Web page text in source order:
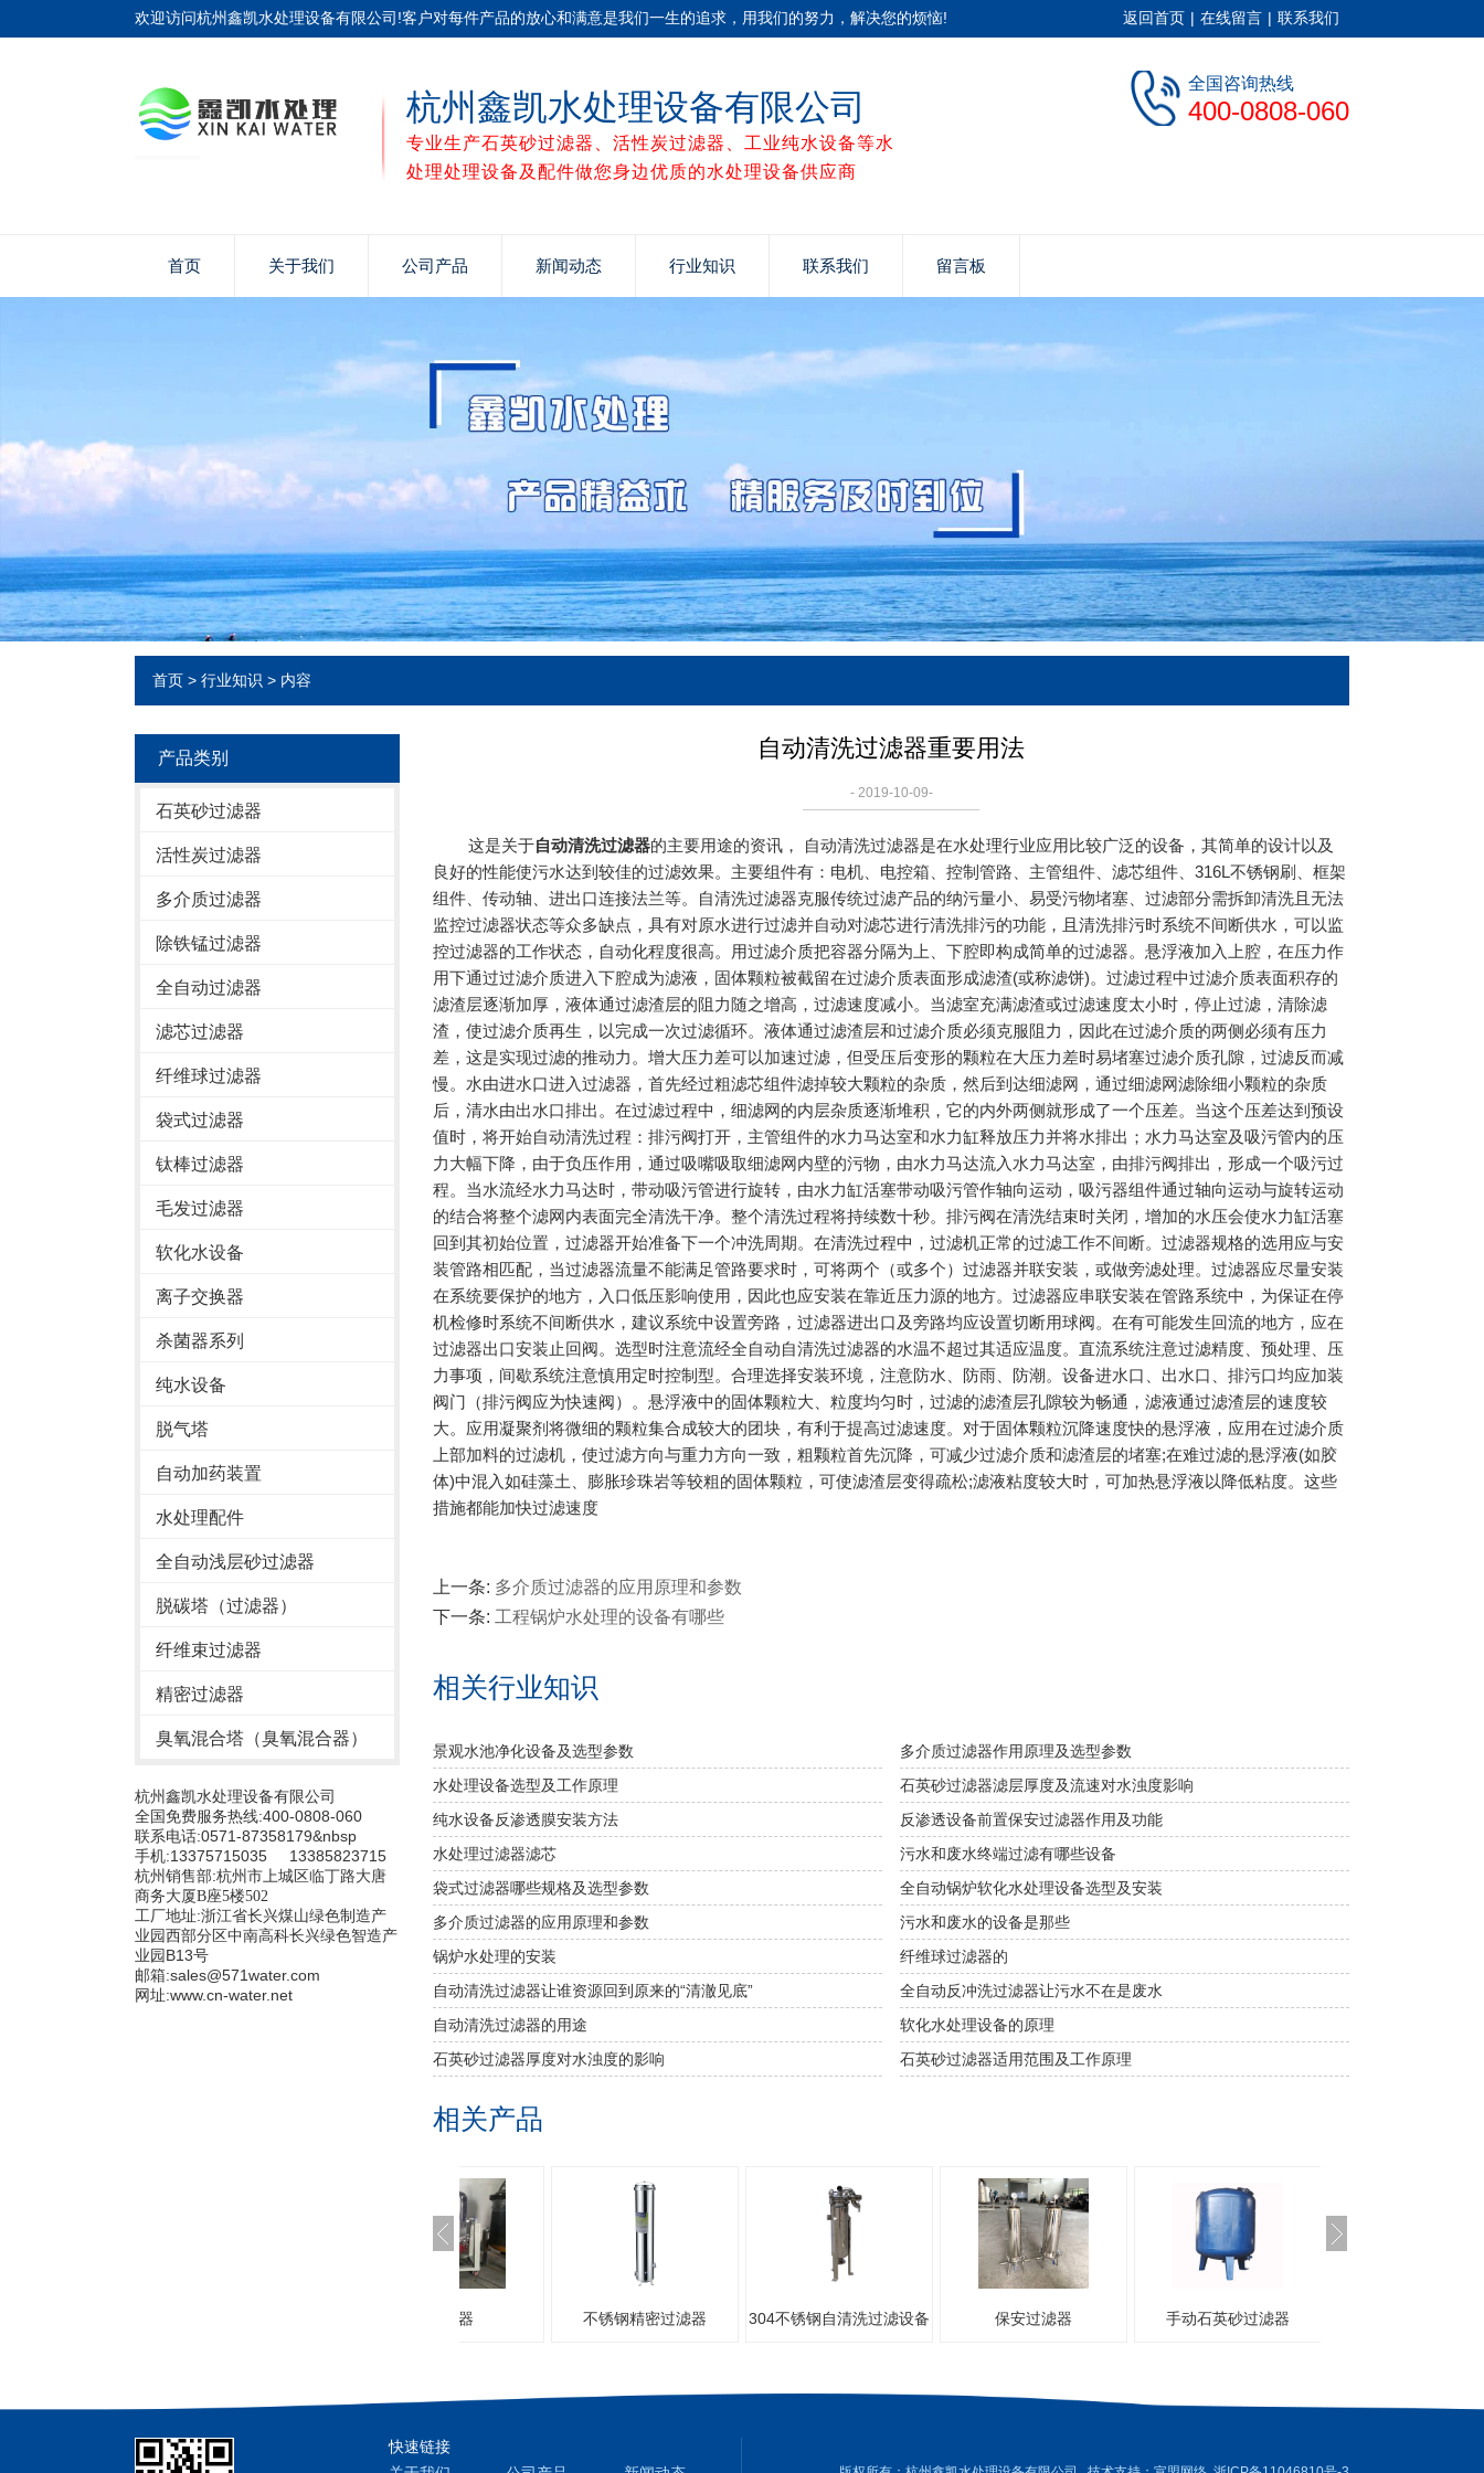
欢迎访问杭州鑫凯水处理设备有限公司!客户对每件产品的放心和满意是我们一生的追求，用我们的努力，解决您的烦恼! 返回首页 | 在线留言 | 联系我们
杭州鑫凯水处理设备有限公司
专业生产石英砂过滤器、活性炭过滤器、工业纯水设备等水
处理处理设备及配件做您身边优质的水处理设备供应商
全国咨询热线
400-0808-060
首页 关于我们 公司产品 新闻动态 行业知识 联系我们 留言板
首页 > 行业知识 > 内容
产品类别
石英砂过滤器
活性炭过滤器
多介质过滤器
除铁锰过滤器
全自动过滤器
滤芯过滤器
纤维球过滤器
袋式过滤器
钛棒过滤器
毛发过滤器
软化水设备
离子交换器
杀菌器系列
纯水设备
脱气塔
自动加药装置
水处理配件
全自动浅层砂过滤器
脱碳塔（过滤器）
纤维束过滤器
精密过滤器
臭氧混合塔（臭氧混合器）
杭州鑫凯水处理设备有限公司
全国免费服务热线:400-0808-060
联系电话:0571-87358179&nbsp
手机:13375715035 13385823715
杭州销售部:杭州市上城区临丁路大唐
商务大厦B座5楼502
工厂地址:浙江省长兴煤山绿色制造产
业园西部分区中南高科长兴绿色智造产
业园B13号
邮箱:sales@571water.com
网址:www.cn-water.net
自动清洗过滤器重要用法
- 2019-10-09-
这是关于自动清洗过滤器的主要用途的资讯， 自动清洗过滤器是在水处理行业应用比较广泛的设备，其简单的设计以及
良好的性能使污水达到较佳的过滤效果。主要组件有：电机、电控箱、控制管路、主管组件、滤芯组件、316L不锈钢刷、框架
组件、传动轴、进出口连接法兰等。自清洗过滤器克服传统过滤产品的纳污量小、易受污物堵塞、过滤部分需拆卸清洗且无法
监控过滤器状态等众多缺点，具有对原水进行过滤并自动对滤芯进行清洗排污的功能，且清洗排污时系统不间断供水，可以监
控过滤器的工作状态，自动化程度很高。用过滤介质把容器分隔为上、下腔即构成简单的过滤器。悬浮液加入上腔，在压力作
用下通过过滤介质进入下腔成为滤液，固体颗粒被截留在过滤介质表面形成滤渣(或称滤饼)。过滤过程中过滤介质表面积存的
滤渣层逐渐加厚，液体通过滤渣层的阻力随之增高，过滤速度减小。当滤室充满滤渣或过滤速度太小时，停止过滤，清除滤
渣，使过滤介质再生，以完成一次过滤循环。液体通过滤渣层和过滤介质必须克服阻力，因此在过滤介质的两侧必须有压力
差，这是实现过滤的推动力。增大压力差可以加速过滤，但受压后变形的颗粒在大压力差时易堵塞过滤介质孔隙，过滤反而减
慢。水由进水口进入过滤器，首先经过粗滤芯组件滤掉较大颗粒的杂质，然后到达细滤网，通过细滤网滤除细小颗粒的杂质
后，清水由出水口排出。在过滤过程中，细滤网的内层杂质逐渐堆积，它的内外两侧就形成了一个压差。当这个压差达到预设
值时，将开始自动清洗过程：排污阀打开，主管组件的水力马达室和水力缸释放压力并将水排出；水力马达室及吸污管内的压
力大幅下降，由于负压作用，通过吸嘴吸取细滤网内壁的污物，由水力马达流入水力马达室，由排污阀排出，形成一个吸污过
程。当水流经水力马达时，带动吸污管进行旋转，由水力缸活塞带动吸污管作轴向运动，吸污器组件通过轴向运动与旋转运动
的结合将整个滤网内表面完全清洗干净。整个清洗过程将持续数十秒。排污阀在清洗结束时关闭，增加的水压会使水力缸活塞
回到其初始位置，过滤器开始准备下一个冲洗周期。在清洗过程中，过滤机正常的过滤工作不间断。过滤器规格的选用应与安
装管路相匹配，当过滤器流量不能满足管路要求时，可将两个（或多个）过滤器并联安装，或做旁滤处理。过滤器应尽量安装
在系统要保护的地方，入口低压影响使用，因此也应安装在靠近压力源的地方。过滤器应串联安装在管路系统中，为保证在停
机检修时系统不间断供水，建议系统中设置旁路，过滤器进出口及旁路均应设置切断用球阀。在有可能发生回流的地方，应在
过滤器出口安装止回阀。选型时注意流经全自动自清洗过滤器的水温不超过其适应温度。直流系统注意过滤精度、预处理、压
力事项，间歇系统注意慎用定时控制型。合理选择安装环境，注意防水、防雨、防潮。设备进水口、出水口、排污口均应加装
阀门（排污阀应为快速阀）。悬浮液中的固体颗粒大、粒度均匀时，过滤的滤渣层孔隙较为畅通，滤液通过滤渣层的速度较
大。应用凝聚剂将微细的颗粒集合成较大的团块，有利于提高过滤速度。对于固体颗粒沉降速度快的悬浮液，应用在过滤介质
上部加料的过滤机，使过滤方向与重力方向一致，粗颗粒首先沉降，可减少过滤介质和滤渣层的堵塞;在难过滤的悬浮液(如胶
体)中混入如硅藻土、膨胀珍珠岩等较粗的固体颗粒，可使滤渣层变得疏松;滤液粘度较大时，可加热悬浮液以降低粘度。这些
措施都能加快过滤速度
上一条: 多介质过滤器的应用原理和参数
下一条: 工程锅炉水处理的设备有哪些
相关行业知识
景观水池净化设备及选型参数
多介质过滤器作用原理及选型参数
水处理设备选型及工作原理
石英砂过滤器滤层厚度及流速对水浊度影响
纯水设备反渗透膜安装方法
反渗透设备前置保安过滤器作用及功能
水处理过滤器滤芯
污水和废水终端过滤有哪些设备
袋式过滤器哪些规格及选型参数
全自动锅炉软化水处理设备选型及安装
多介质过滤器的应用原理和参数
污水和废水的设备是那些
锅炉水处理的安装
纤维球过滤器的
自动清洗过滤器让谁资源回到原来的“清澈见底”
全自动反冲洗过滤器让污水不在是废水
自动清洗过滤器的用途
软化水处理设备的原理
石英砂过滤器厚度对水浊度的影响
石英砂过滤器​适用范围及工作原理
相关产品
不锈钢精密过滤器 304不锈钢自清洗过滤设备 保安过滤器 手动石英砂过滤器
快速链接